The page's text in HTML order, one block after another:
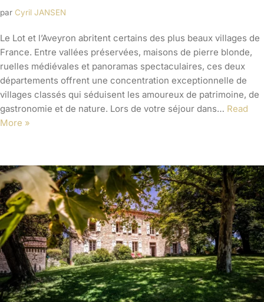
par Cyril JANSEN
Le Lot et l’Aveyron abritent certains des plus beaux villages de
France. Entre vallées préservées, maisons de pierre blonde,
ruelles médiévales et panoramas spectaculaires, ces deux
départements offrent une concentration exceptionnelle de
villages classés qui séduisent les amoureux de patrimoine, de
gastronomie et de nature. Lors de votre séjour dans… Read
More »